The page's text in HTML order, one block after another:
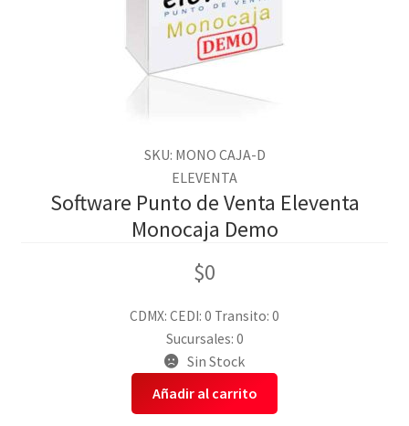
SKU: MONO CAJA-D
ELEVENTA
Software Punto de Venta Eleventa
Monocaja Demo
$0
CDMX: CEDI: 0 Transito: 0
Sucursales: 0
Sin Stock
Añadir al carrito